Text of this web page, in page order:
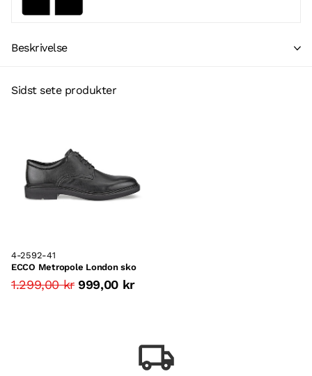
Beskrivelse
Sidst sete produkter
4-2592-41
ECCO Metropole London sko
1.299,00 kr 999,00 kr